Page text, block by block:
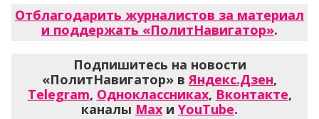
Отблагодарить журналистов за материал
и поддержать «ПолитНавигатор».
Подпишитесь на новости
«ПолитНавигатор» вЯндекс.Дзен,
Telegram, Одноклассниках, Вконтакте,
каналы Max и YouTube.